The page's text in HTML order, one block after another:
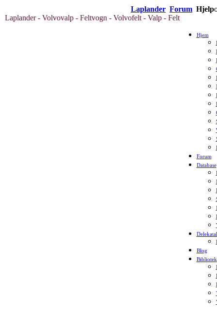
Laplander Forum Hjelp
Laplander - Volvovalp - Feltvogn - Volvofelt - Valp - Felt
Hjem
Forum
Database
Blog
Bibliotek